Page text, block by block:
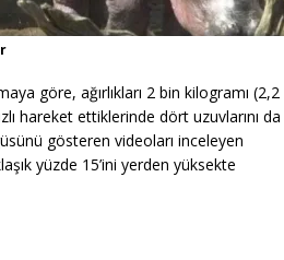
göre, ağırlıkları 2 bin kilogramı (2,2
hareket ettiklerinde dört uzuvlarını da
gösteren videoları inceleyen
yüzde 15’ini yerden yüksekte